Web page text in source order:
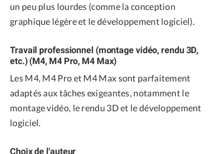
un peu plus lourdes (comme la conception
graphique légère et le développement logiciel).
Travail professionnel (montage vidéo, rendu 3D,
etc.) (M4, M4 Pro, M4 Max)
Les M4, M4 Pro et M4 Max sont parfaitement
adaptés aux tâches exigeantes, notamment le
montage vidéo, le rendu 3D et le développement
logiciel.
Choix de l'auteur